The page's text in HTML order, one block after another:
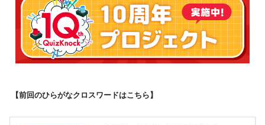
【前回のひらがなクロスワードはこちら】